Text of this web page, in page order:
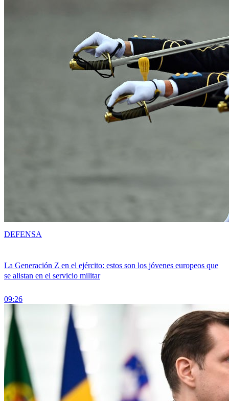
La Generación Z en el ejército: estos son los jóvenes europeos que
se alistan en el servicio militar
09:26
DEFENSA